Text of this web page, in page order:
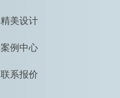
精美设计
案例中心
联系报价